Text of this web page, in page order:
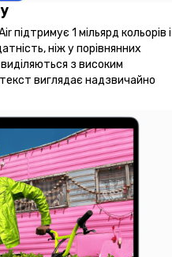
1 мільярд кольорів і
ніж у порівнянних
з високим
виглядає надзвичайно